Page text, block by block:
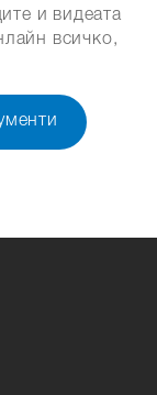
и видеата
всичко,